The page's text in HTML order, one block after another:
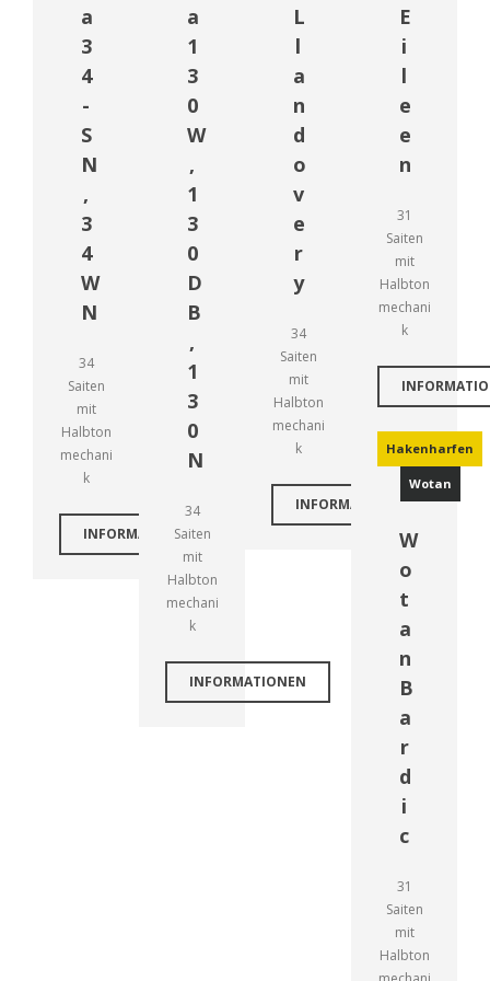
a
3
4
-
S
N
,
3
4
W
N
34
Saiten
mit
Halbton
mechani
k
INFORMATIONEN
a
1
3
0
W
,
1
3
0
D
B
,
1
3
0
N
34
Saiten
mit
Halbton
mechani
k
INFORMATIONEN
L
l
a
n
d
o
v
e
r
y
34
Saiten
mit
Halbton
mechani
k
INFORMATIONEN
E
i
l
e
e
n
31
Saiten
mit
Halbton
mechani
k
Hakenharfen
Wotan
W
o
t
a
n
B
a
r
d
i
c
31
Saiten
mit
Halbton